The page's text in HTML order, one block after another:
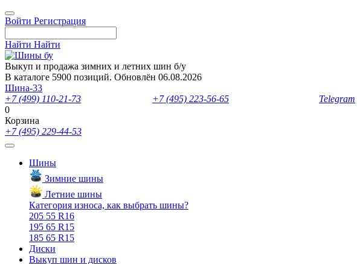
Войти Регистрация
Найти Найти
Выкуп и продажа зимних и летних шин б/у
В каталоге 5900 позиций. Обновлён 06.08.2026
Шина-33
+7 (499) 110-21-73
+7 (495) 223-56-65 Telegram
0
Корзина
+7 (495) 229-44-53
Шины
Зимние шины
Летние шины
Категория износа, как выбрать шины?
205 55 R16
195 65 R15
185 65 R15
Диски
Выкуп шин и дисков